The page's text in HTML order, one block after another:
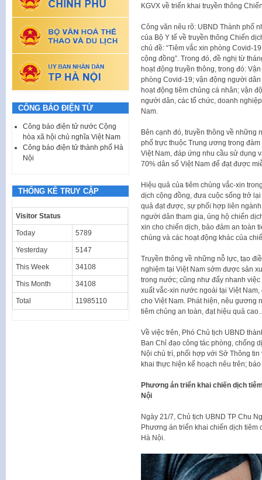
KGVX về triển khai truyền thông
Công văn nêu rõ: UBND Thành phố
của Bộ Y tế về truyền thông Chiến
chủ đề: “Tiêm vắc xin phòng Covid-
cộng đồng”. Trong đó, đề nghị từ
hoạt động truyền thông, trong đó:
phòng Covid-19; vận động người
hoạt động tiêm chủng cá nhân; vận
người dân, các tổ chức, doanh
Nam.
Bên cạnh đó, truyền thông về những
phố trực thuộc Trung ương trong
Việt Nam, đáp ứng nhu cầu sử dụng
70% dân số Việt Nam để đạt được
Hiệu quả của tiêm chủng vắc-xin
dịch cộng đồng, đưa cuộc sống trở
quả đạt được, sự phối hợp liên
người dân tham gia, ủng hộ chiến
xin cho chiến dịch, bảo đảm an toàn
chủng và các hoạt động khác của
Truyền thông về những nỗ lực, tạo
nghiệm tại Việt Nam sớm được sản
trong nước; cũng như đẩy nhanh
xuất vắc-xin nước ngoài tại Việt
cho Việt Nam. Phát hiện, nêu gương
tiêm chủng an toàn, đạt hiệu quả
Về việc trên, Phó Chủ tịch UBND
Ban Chỉ đạo công tác phòng, chống
Nội chủ trì, phối hợp với Sở Thông
khai thực hiện kế hoạch nêu trên;
Phương án triển khai chiến dịch
Nội
Ngày 21/7, Chủ tịch UBND TP Chu
Phương án triển khai chiến dịch tiêm
Hà Nội.
CÔNG BÁO ĐIỆN TỬ
Công báo điện tử nước Cộng
hòa xã hội chủ nghĩa Việt Nam
Công báo điện tử thành phố Hà
Nội
THỐNG KÊ TRUY CẬP
Visitor Status
Today 5789
Yesterday 5147
This Week 34108
This Month 34108
Total 11985110